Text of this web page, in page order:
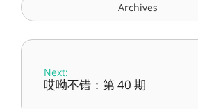
Archives
Next:
哎呦不错：第 40 期